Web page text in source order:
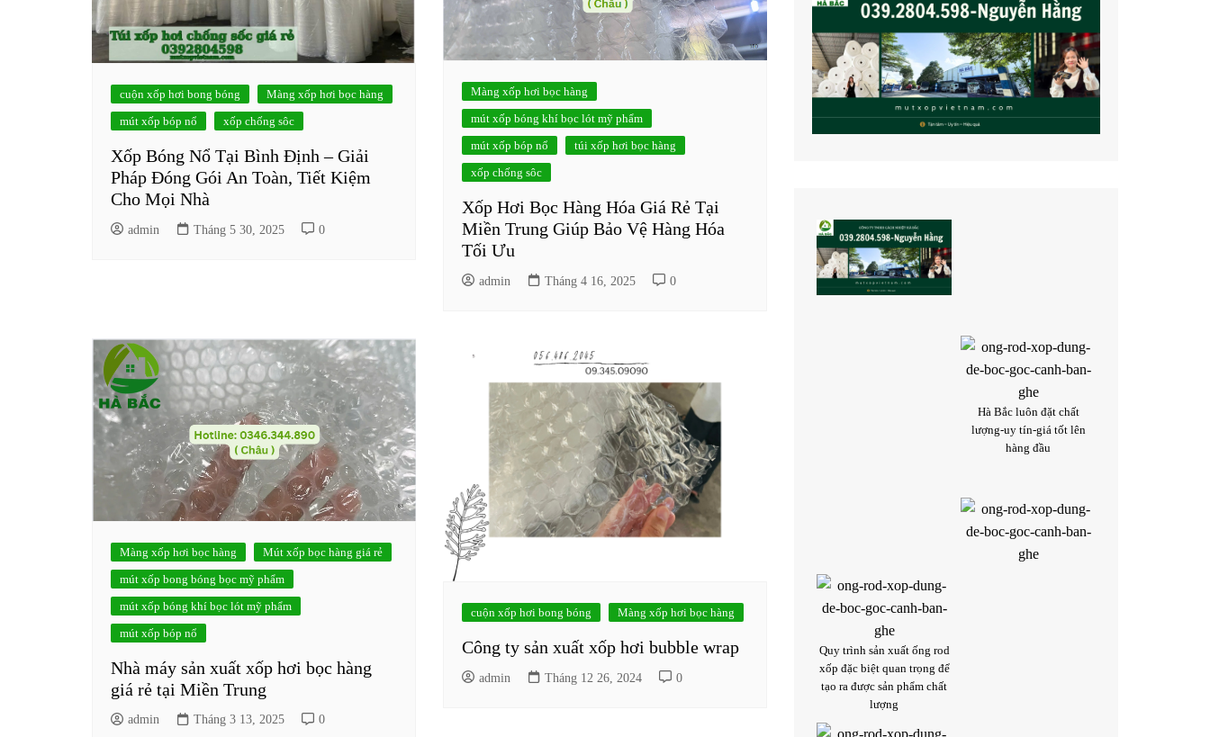
cuộn xốp hơi bong bóng
Màng xốp hơi bọc hàng
mút xốp bóp nổ
xốp chống sôc
Xốp Bóng Nổ Tại Bình Định – Giải
Pháp Đóng Gói An Toàn, Tiết Kiệm
Cho Mọi Nhà
admin Tháng 5 30, 2025 0
Màng xốp hơi bọc hàng
mút xốp bóng khí bọc lót mỹ phẩm
mút xốp bóp nổ
túi xốp hơi bọc hàng
xốp chống sôc
Xốp Hơi Bọc Hàng Hóa Giá Rẻ Tại
Miền Trung Giúp Bảo Vệ Hàng Hóa
Tối Ưu
admin Tháng 4 16, 2025 0
Màng xốp hơi bọc hàng
Mút xốp bọc hàng giá rẻ
mút xốp bong bóng bọc mỹ phẩm
mút xốp bóng khí bọc lót mỹ phẩm
mút xốp bóp nổ
Nhà máy sản xuất xốp hơi bọc hàng
giá rẻ tại Miền Trung
admin Tháng 3 13, 2025 0
cuộn xốp hơi bong bóng Màng xốp hơi bọc hàng
Công ty sản xuất xốp hơi bubble wrap
admin Tháng 12 26, 2024 0
Hà Bắc luôn đặt chất
lượng-uy tín-giá tốt lên
hàng đầu
Quy trình sản xuất ống rod
xốp đặc biệt quan trọng để
tạo ra được sản phẩm chất
lượng